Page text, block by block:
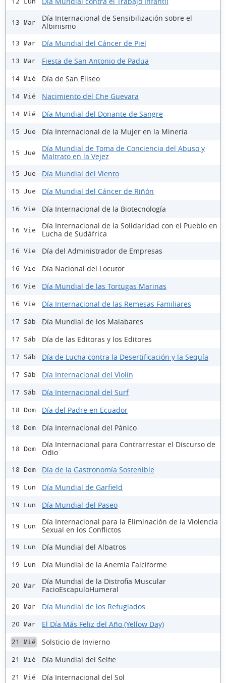
13 Mar
Día Internacional de Sensibilización sobre el
Albinismo
13 Mar Día Mundial del Cáncer de Piel
13 Mar Fiesta de San Antonio de Padua
14 Mié Día de San Eliseo
14 Mié Nacimiento del Che Guevara
14 Mié Día Mundial del Donante de Sangre
15 Jue Día Internacional de la Mujer en la Minería
15 Jue
Día Mundial de Toma de Conciencia del Abuso y
Maltrato en la Vejez
15 Jue Día Mundial del Viento
15 Jue Día Mundial del Cáncer de Riñón
16 Vie Día Internacional de la Biotecnología
16 Vie
Día Internacional de la Solidaridad con el Pueblo en
Lucha de Sudáfrica
16 Vie Día del Administrador de Empresas
16 Vie Día Nacional del Locutor
16 Vie Día Mundial de las Tortugas Marinas
16 Vie Día Internacional de las Remesas Familiares
17 Sáb Día Mundial de los Malabares
17 Sáb Día de las Editoras y los Editores
17 Sáb Día de Lucha contra la Desertificación y la Sequía
17 Sáb Día Internacional del Violín
17 Sáb Día Internacional del Surf
18 Dom Día del Padre en Ecuador
18 Dom Día Internacional del Pánico
18 Dom
Día Internacional para Contrarrestar el Discurso de
Odio
18 Dom Día de la Gastronomía Sostenible
19 Lun Día Mundial de Garfield
19 Lun Día Mundial del Paseo
19 Lun
Día Internacional para la Eliminación de la Violencia
Sexual en los Conflictos
19 Lun Día Mundial del Albatros
19 Lun Día Mundial de la Anemia Falciforme
20 Mar
Día Mundial de la Distrofia Muscular
FacioEscapuloHumeral
20 Mar Día Mundial de los Refugiados
20 Mar El Día Más Feliz del Año (Yellow Day)
21 Mié Solsticio de Invierno
21 Mié Día Mundial del Selfie
21 Mié Día Internacional del Sol